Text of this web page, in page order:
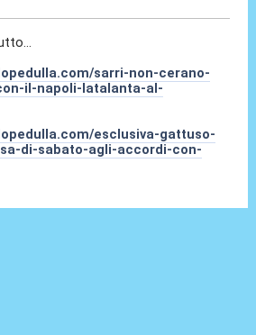
sarri-non-cerano-
il-napoli-latalanta-al-
esclusiva-gattuso-
di-sabato-agli-accordi-con-